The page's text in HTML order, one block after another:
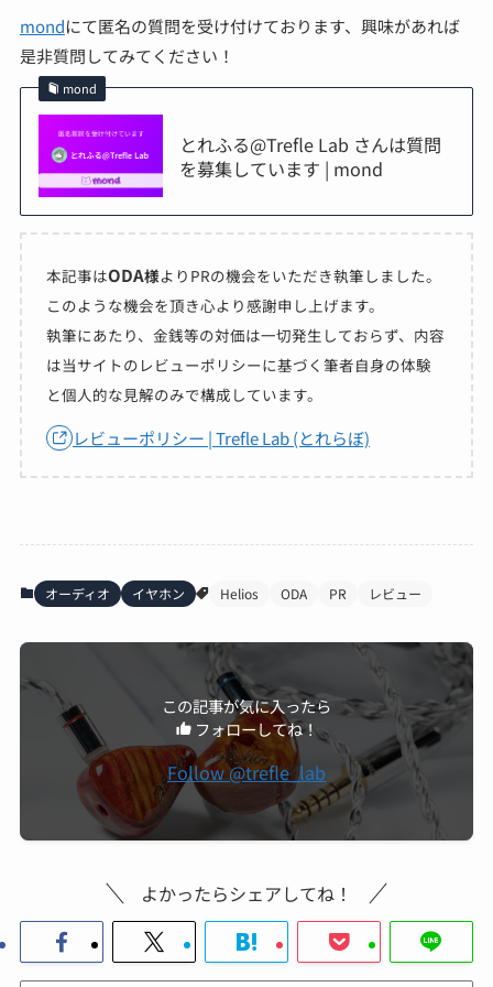
mondにて匿名の質問を受け付けております、興味があれば
是非質問してみてください！
mond
とれふる@Trefle Lab さんは質問
を募集しています | mond
本記事はODA様よりPRの機会をいただき執筆しました。
このような機会を頂き心より感謝申し上げます。
執筆にあたり、金銭等の対価は一切発生しておらず、内容
は当サイトのレビューポリシーに基づく筆者自身の体験
と個人的な見解のみで構成しています。
レビューポリシー | Trefle Lab (とれらぼ)
オーディオ イヤホン Helios ODA PR レビュー
この記事が気に入ったら
フォローしてね！
Follow @trefle_lab
よかったらシェアしてね！